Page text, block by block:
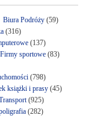
Biura Podróży(59)
(316)
(137)
Firmy sportowe(83)
(798)
książki i prasy(45)
(925)
(282)